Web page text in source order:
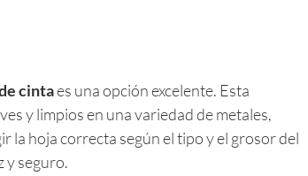
cintaes una opción excelente. Esta
y limpios en una variedad de metales,
la hoja correcta según el tipo y el grosor del
y seguro.